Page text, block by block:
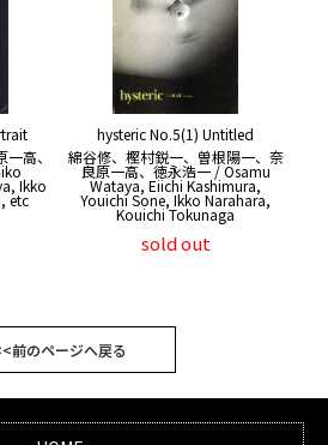
高、
Ikko
etc
hysteric No.5(1) Untitled
綿谷修、樫村鋭一、曽根陽一、奈
良原一高、徳永浩一 / Osamu
Wataya, Eiichi Kashimura,
Youichi Sone, Ikko Narahara,
Kouichi Tokunaga
sold out
前のページへ戻る